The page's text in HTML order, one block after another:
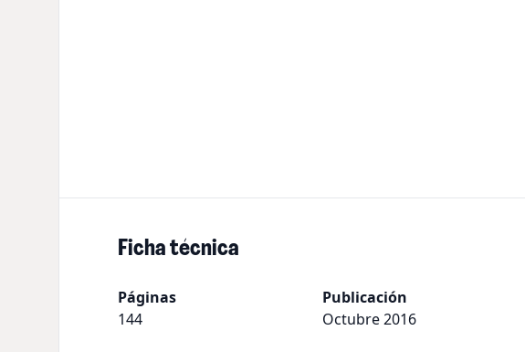
Ficha técnica
Páginas
144
Publicación
Octubre 2016